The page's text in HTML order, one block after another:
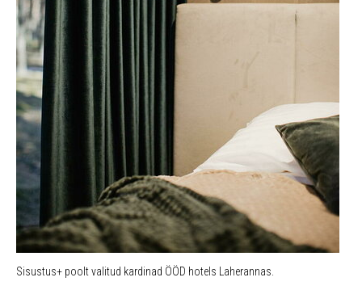
Sisustus+ poolt valitud kardinad ÖÖD hotels Laherannas.